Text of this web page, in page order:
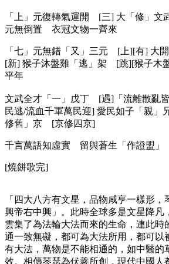
「上」元復轉氣運開 [三] 大「修」
元無倒置 衣冠文物一齊來
「七」元無錯「又」三元 [上][有] 大
[新] 猴子沐盤雞「逃」架 [跳][猴子木
平年
文武全才「一」戊丁 [遇]「流離散亂
民逃/流血千軍萬民迎] 愛民如子「親
修舊」京 [京修四京]
千言萬語知虛實 留與蒼生「作證盟
[燒餅歌完]
「四大八方有文星，品物咸亨一樣形
興帝右中興」。此時全球多是文星降凡
雲集了為法輪大法而來的生命，連此時
通一致無礙，都可為大法所用，都可以
有大法，萬物是不能相通的，如中醫的
效。相傳琴瑟為伏羲所創，現代中國人